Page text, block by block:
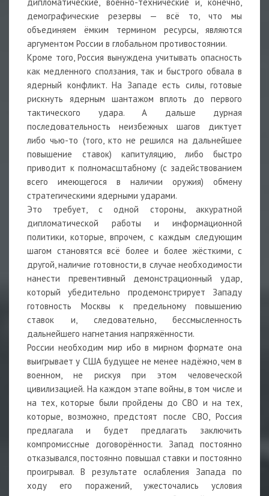
демографические резервы — всё то, что мы
объединяем ёмким термином ресурсы, являются
аргументом России в глобальном противостоянии.
Кроме того, Россия вынуждена учитывать опасность
как медленного сползания, так и быстрого обвала в
ядерный конфликт. На Западе есть силы, готовые
рискнуть ядерным шантажом вплоть до первого
тактического удара. А дальше дурная
последовательность неизбежных шагов диктует
либо чью-то (того, кто не решился на дальнейшее
повышение ставок) капитуляцию, либо быстро
приводит к полномасштабному (с задействованием
всего имеющегося в наличии оружия) обмену
стратегическими ядерными ударами.
Это требует, с одной стороны, аккуратной
дипломатической работы и информационной
политики, которые, впрочем, с каждым следующим
шагом становятся всё более и более жёсткими, с
другой, наличие готовности, в случае необходимости
нанести превентивный демонстрационный удар,
который убедительно продемонстрирует Западу
готовность Москвы к предельному повышению
ставок и, следовательно, бессмысленность
дальнейшего нагнетания напряжённости.
России необходим мир ибо в мирном формате она
выигрывает у США будущее не менее надёжно, чем в
военном, не рискуя при этом человеческой
цивилизацией. На каждом этапе войны, в том числе и
на тех, которые были пройдены до СВО и на тех,
которые, возможно, предстоят после СВО, Россия
предлагала и будет предлагать заключить
компромиссные договорённости. Запад постоянно
отказывался, постоянно повышал ставки и постоянно
проигрывал. В результате ослабления Запада по
ходу его поражений, ужесточались условия